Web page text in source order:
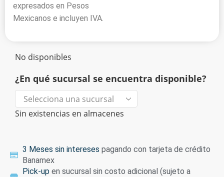
expresados en Pesos
Mexicanos e incluyen IVA.
No disponibles
¿En qué sucursal se encuentra disponible?
Sin existencias en almacenes
3 Meses sin intereses pagando con tarjeta de crédito
Banamex
Pick-up en sucursal sin costo adicional (sujeto a